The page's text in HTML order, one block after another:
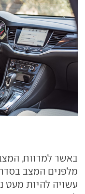
באשר למרווח,
מלפנים המצב
עשויה להיות מעט